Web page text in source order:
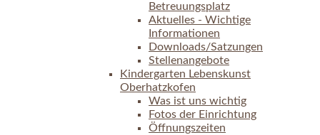
Betreuungsplatz
Aktuelles - Wichtige
Informationen
Downloads/Satzungen
Stellenangebote
Kindergarten Lebenskunst
Oberhatzkofen
Was ist uns wichtig
Fotos der Einrichtung
Öffnungszeiten